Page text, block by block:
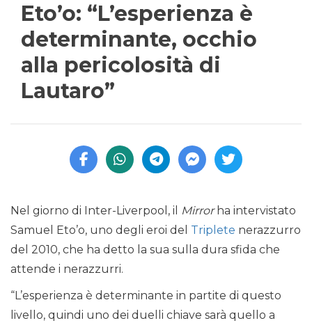
Eto’o: “L’esperienza è
determinante, occhio
alla pericolosità di
Lautaro”
Nel giorno di Inter-Liverpool, il Mirror ha intervistato
Samuel Eto’o, uno degli eroi del Triplete nerazzurro
del 2010, che ha detto la sua sulla dura sfida che
attende i nerazzurri.
“L’esperienza è determinante in partite di questo
livello, quindi uno dei duelli chiave sarà quello a